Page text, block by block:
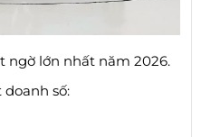
lớn nhất năm 2026.
số: